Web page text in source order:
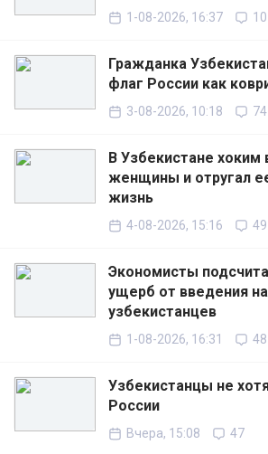
1-08-2026, 16:37
Гражданка
флаг России как
3-08-2026, 10:18 74
В Узбекистане хоким
женщины и отругал
жизнь
4-08-2026, 15:16 49
Экономисты
ущерб от введения
узбекистанцев
1-08-2026, 16:31 48
Узбекистанцы не
России
Вчера, 15:08 47